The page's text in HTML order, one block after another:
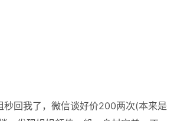
回我了，微信谈好价200两次(本来是